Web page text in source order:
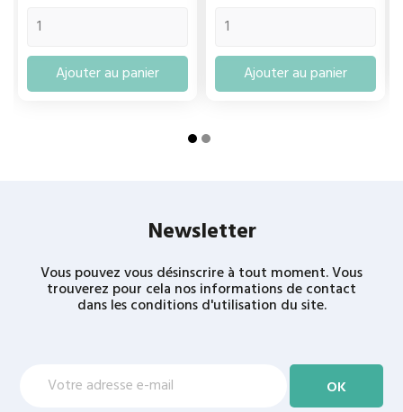
Ajouter au panier Ajouter au panier
Newsletter
Vous pouvez vous désinscrire à tout moment. Vous
trouverez pour cela nos informations de contact
dans les conditions d'utilisation du site.